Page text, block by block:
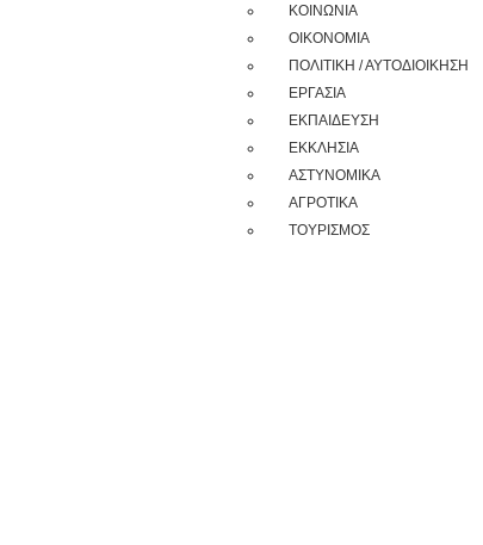
ΚΟΙΝΩΝΙΑ
ΟΙΚΟΝΟΜΙΑ
ΠΟΛΙΤΙΚΗ / ΑΥΤΟΔΙΟΙΚΗΣΗ
ΕΡΓΑΣΙΑ
ΕΚΠΑΙΔΕΥΣΗ
ΕΚΚΛΗΣΙΑ
ΑΣΤΥΝΟΜΙΚΑ
ΑΓΡΟΤΙΚΑ
ΤΟΥΡΙΣΜΟΣ